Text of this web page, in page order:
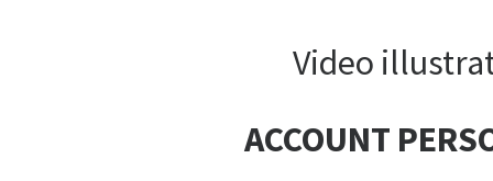
Video
ACCOUNT